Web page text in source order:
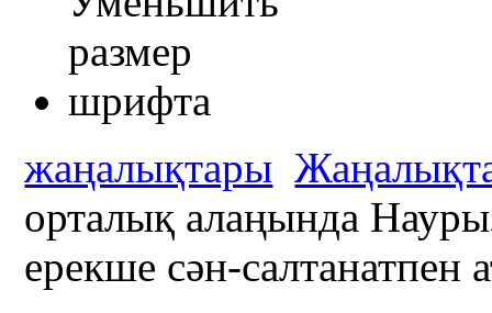
жаңалықтары
орталық алаңында
ерекше сән-салтанатпен